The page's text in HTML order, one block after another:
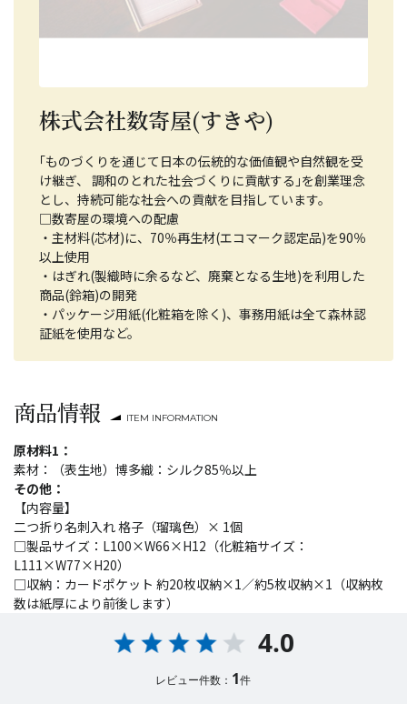
株式会社数寄屋(すきや)
｢ものづくりを通じて日本の伝統的な価値観や自然観を受
け継ぎ、 調和のとれた社会づくりに貢献する｣を創業理念
とし、持続可能な社会への貢献を目指しています。
□数寄屋の環境への配慮
・主材料(芯材)に、70％再生材(エコマーク認定品)を90％
以上使用
・はぎれ(製織時に余るなど、廃棄となる生地)を利用した
商品(鈴箱)の開発
・パッケージ用紙(化粧箱を除く)、事務用紙は全て森林認
証紙を使用など。
商品情報 ITEM INFORMATION
原材料1：
素材：（表生地）博多織：シルク85％以上
その他：
【内容量】
二つ折り名刺入れ 格子（瑠璃色）× 1個
□製品サイズ：L100×W66×H12（化粧箱サイズ：
L111×W77×H20）
□収納：カードポケット 約20枚収納×1／約5枚収納×1（収納枚
数は紙厚により前後します）
4.0
レビュー件数： 1件